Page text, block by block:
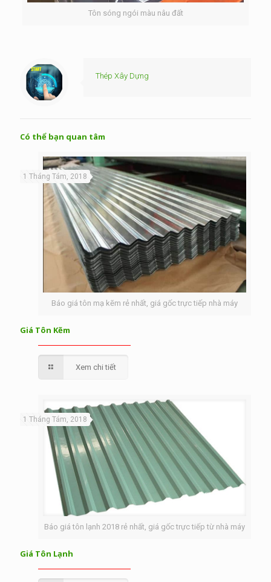
Tôn sóng ngói màu nâu đất
Thép Xây Dựng
Có thể bạn quan tâm
Báo giá tôn mạ kẽm rẻ nhất, giá gốc trực tiếp nhà máy
1 Tháng Tám, 2018
Giá Tôn Kẽm
Xem chi tiết
Báo giá tôn lạnh 2018 rẻ nhất, giá gốc trực tiếp từ nhà máy
1 Tháng Tám, 2018
Giá Tôn Lạnh